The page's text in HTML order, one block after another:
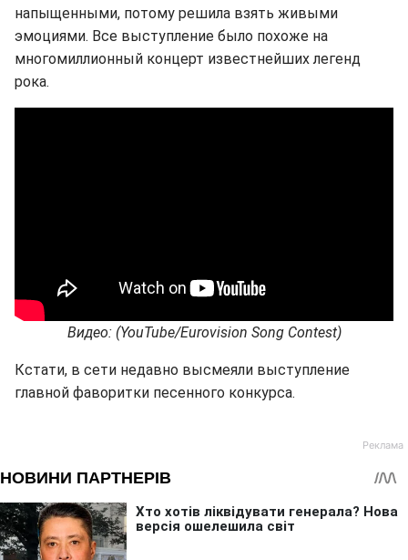
напыщенными, потому решила взять живыми
эмоциями. Все выступление было похоже на
многомиллионный концерт известнейших легенд
рока.
Видео: (YouTube/Eurovision Song Contest)
Кстати, в сети недавно высмеяли выступление
главной фаворитки песенного конкурса.